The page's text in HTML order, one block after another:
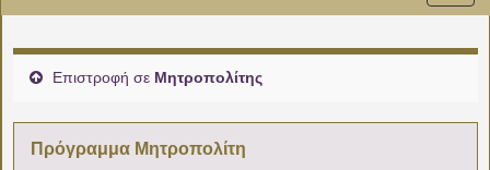
Επιστροφή σε Μητροπολίτης
Πρόγραμμα Μητροπολίτη
02:00